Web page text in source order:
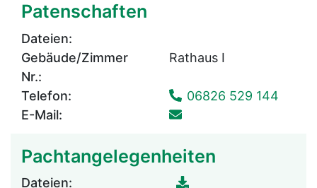
Patenschaften
Dateien:
Gebäude/Zimmer
Nr.:
Rathaus I
Telefon:
06826 529 144
E-Mail:
Pachtangelegenheiten
Dateien: